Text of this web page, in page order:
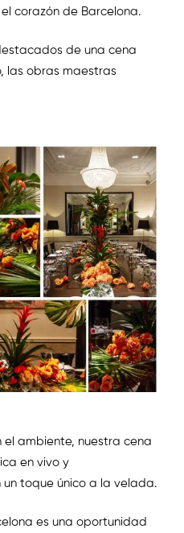
corazón de Barcelona.
de una cena
las obras maestras
el ambiente, nuestra cena
en vivo y
toque único a la velada.
es una oportunidad